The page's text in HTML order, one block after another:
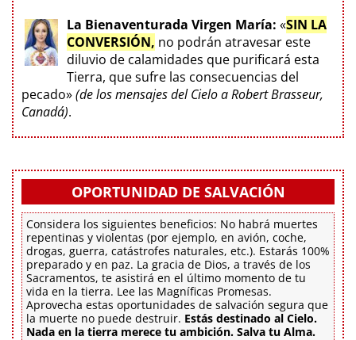
La Bienaventurada Virgen María: «SIN LA
CONVERSIÓN, no podrán atravesar este
diluvio de calamidades que purificará esta
Tierra, que sufre las consecuencias del
pecado»(de los mensajes del Cielo a Robert Brasseur,
Canadá).
OPORTUNIDAD DE SALVACIÓN
Considera los siguientes beneficios: No habrá muertes
repentinas y violentas (por ejemplo, en avión, coche,
drogas, guerra, catástrofes naturales, etc.). Estarás 100%
preparado y en paz. La gracia de Dios, a través de los
Sacramentos, te asistirá en el último momento de tu
vida en la tierra. Lee las Magníficas Promesas.
Aprovecha estas oportunidades de salvación segura que
la muerte no puede destruir. Estás destinado al Cielo.
Nada en la tierra merece tu ambición. Salva tu Alma.